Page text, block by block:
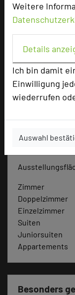
Weitere
Details
Ich bin damit
Einwilligung
wiederrufen
Auswahl
Hoteldaten
Max.
Parlamentarisch
Zimmer
Doppelzimmer
Einzelzimmer
Suiten
Juniorsuiten
Appartements
Besonders